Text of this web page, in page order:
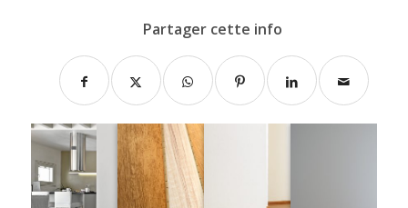
Partager cette info